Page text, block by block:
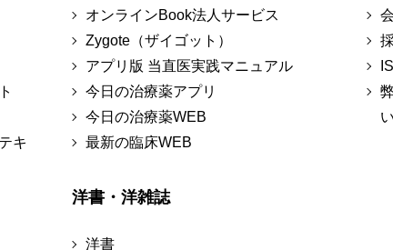
キ
オンラインBook法人サービス
Zygote（ザイゴット）
アプリ版 当直医実践マニュアル
今日の治療薬アプリ
今日の治療薬WEB
最新の臨床WEB
洋書・洋雑誌
洋書